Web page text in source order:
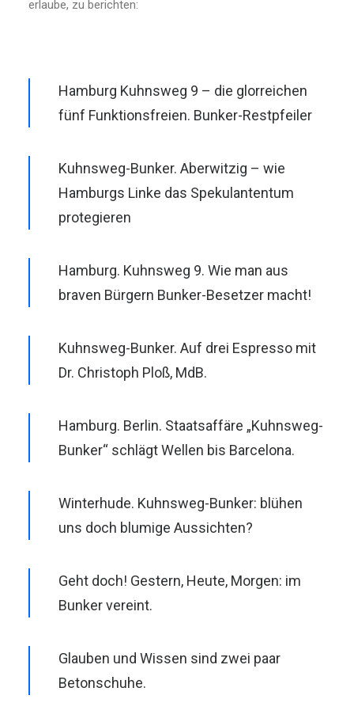
erlaube, zu berichten:
Hamburg Kuhnsweg 9 – die glorreichen
fünf Funktionsfreien. Bunker-Restpfeiler
Kuhnsweg-Bunker. Aberwitzig – wie
Hamburgs Linke das Spekulantentum
protegieren
Hamburg. Kuhnsweg 9. Wie man aus
braven Bürgern Bunker-Besetzer macht!
Kuhnsweg-Bunker. Auf drei Espresso mit
Dr. Christoph Ploß, MdB.
Hamburg. Berlin. Staatsaffäre „Kuhnsweg-
Bunker“ schlägt Wellen bis Barcelona.
Winterhude. Kuhnsweg-Bunker: blühen
uns doch blumige Aussichten?
Geht doch! Gestern, Heute, Morgen: im
Bunker vereint.
Glauben und Wissen sind zwei paar
Betonschuhe.